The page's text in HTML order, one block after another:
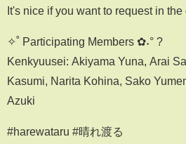
It's nice if you want to request in
✧˚ Participating Members ✿˖° ?
Kenkyuusei: Akiyama Yuna, Arai
Kasumi, Narita Kohina, Sako
Azuki
#harewataru #晴れ渡る